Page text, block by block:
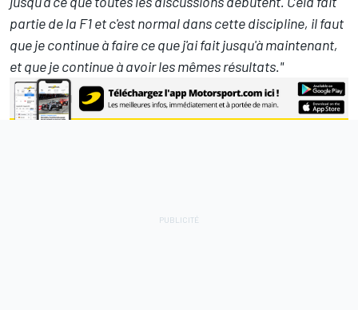
partie de la F1 et c'est normal dans cette discipline, il faut
que je continue à faire ce que j'ai fait jusqu'à maintenant,
et que je continue à avoir les mêmes résultats."